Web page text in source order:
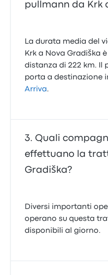
pullmann da Krk
La durata media del
Krk a Nova Gradiška
distanza di 222 km. Il
porta a destinazione
Arriva.
Quali
effettuano la
Gradiška?
Diversi importanti
operano su questa
disponibili al giorno.